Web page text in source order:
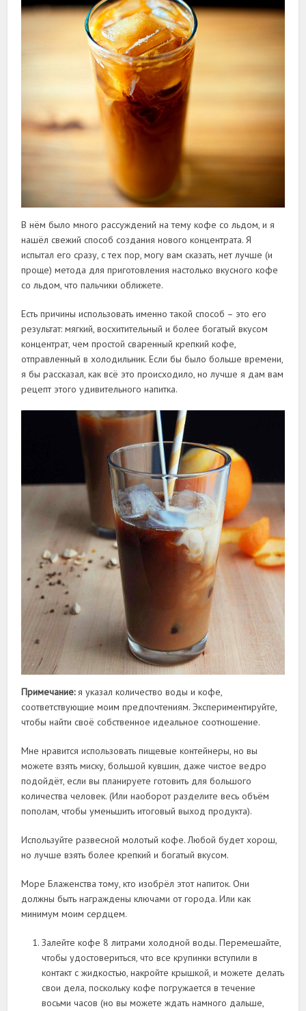
В нём было много рассуждений на тему кофе со льдом, и я
нашёл свежий способ создания нового концентрата. Я
испытал его сразу, с тех пор, могу вам сказать, нет лучше (и
проще) метода для приготовления настолько вкусного кофе
со льдом, что пальчики оближете.
Есть причины использовать именно такой способ – это его
результат: мягкий, восхитительный и более богатый вкусом
концентрат, чем простой сваренный крепкий кофе,
отправленный в холодильник. Если бы было больше времени,
я бы рассказал, как всё это происходило, но лучше я дам вам
рецепт этого удивительного напитка.
Примечание:я указал количество воды и кофе,
соответствующие моим предпочтениям. Экспериментируйте,
чтобы найти своё собственное идеальное соотношение.
Мне нравится использовать пищевые контейнеры, но вы
можете взять миску, большой кувшин, даже чистое ведро
подойдёт, если вы планируете готовить для большого
количества человек. (Или наоборот разделите весь объём
пополам, чтобы уменьшить итоговый выход продукта).
Используйте развесной молотый кофе. Любой будет хорош,
но лучше взять более крепкий и богатый вкусом.
Море Блаженства тому, кто изобрёл этот напиток. Они
должны быть награждены ключами от города. Или как
минимум моим сердцем.
Залейте кофе 8 литрами холодной воды. Перемешайте,
чтобы удостовериться, что все крупинки вступили в
контакт с жидкостью, накройте крышкой, и можете делать
свои дела, поскольку кофе погружается в течение
восьми часов (но вы можете ждать намного дальше,